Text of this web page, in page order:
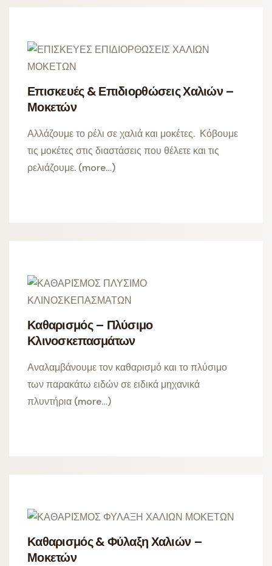
Επισκευές & Επιδιορθώσεις Χαλιών –
Μοκετών
Αλλάζουμε το ρέλι σε χαλιά και μοκέτες. Κόβουμε
τις μοκέτες στις διαστάσεις που θέλετε και τις
ρελιάζουμε. (more…)
Καθαρισμός – Πλύσιμο
Κλινοσκεπασμάτων
Αναλαμβάνουμε τον καθαρισμό και το πλύσιμο
των παρακάτω ειδών σε ειδικά μηχανικά
πλυντήρια (more…)
Καθαρισμός & Φύλαξη Χαλιών –
Μοκετών